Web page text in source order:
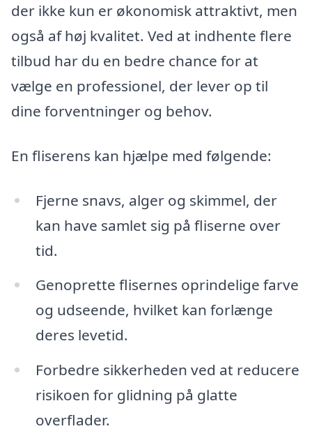
der ikke kun er økonomisk attraktivt, men
også af høj kvalitet. Ved at indhente flere
tilbud har du en bedre chance for at
vælge en professionel, der lever op til
dine forventninger og behov.
En fliserens kan hjælpe med følgende:
Fjerne snavs, alger og skimmel, der
kan have samlet sig på fliserne over
tid.
Genoprette flisernes oprindelige farve
og udseende, hvilket kan forlænge
deres levetid.
Forbedre sikkerheden ved at reducere
risikoen for glidning på glatte
overflader.